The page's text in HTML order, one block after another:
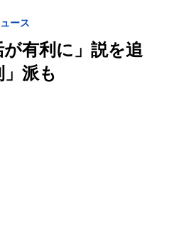
ース
が有利に」説を追
派も